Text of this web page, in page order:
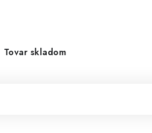
Tovar skladom